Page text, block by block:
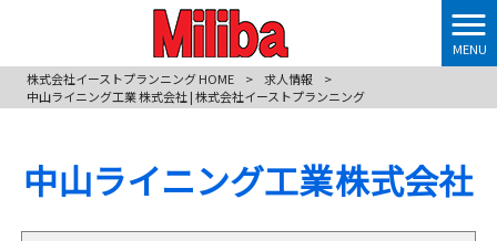
MENU
株式会社イーストプランニング HOME
> 求人情報
>
中山ライニング工業 株式会社 | 株式会社イーストプランニング
中山ライニング工業 株式会社